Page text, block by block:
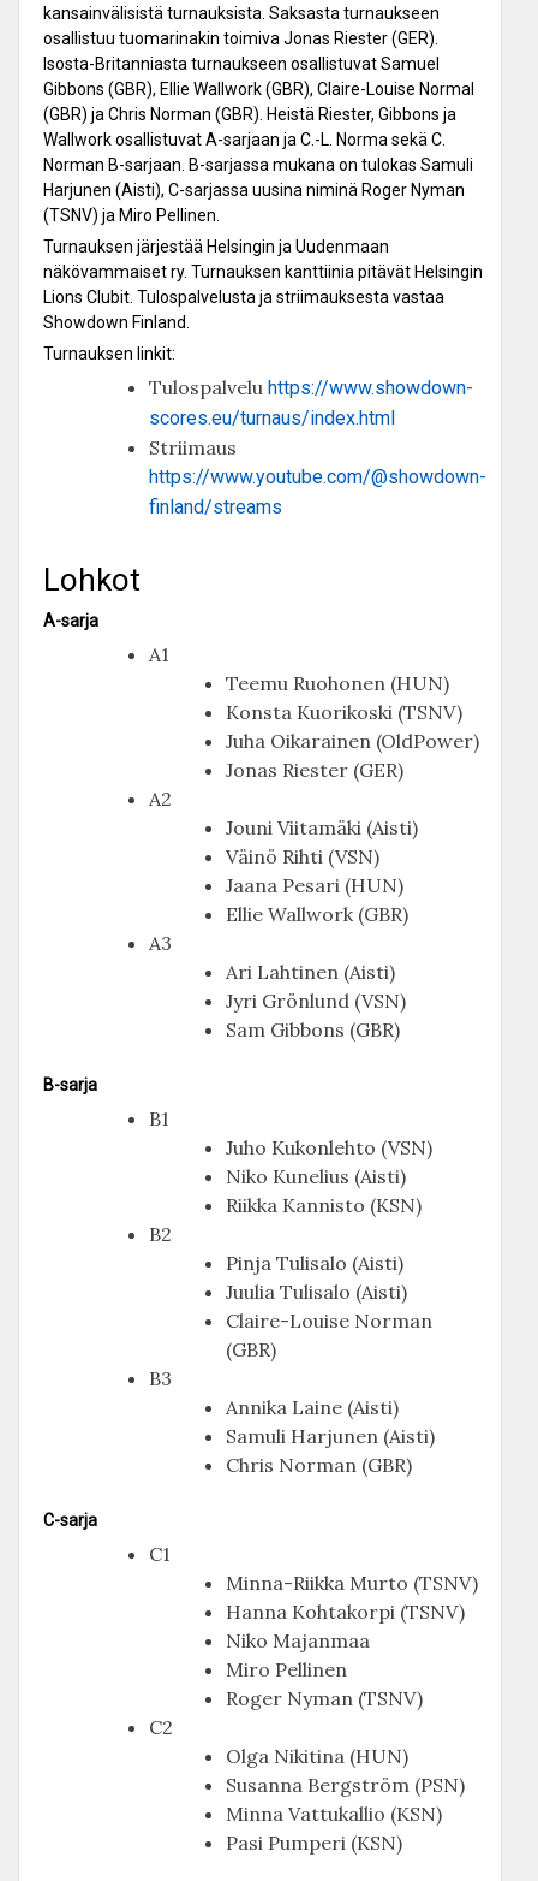
kansainvälisistä turnauksista. Saksasta turnaukseen
osallistuu tuomarinakin toimiva Jonas Riester (GER).
Isosta-Britanniasta turnaukseen osallistuvat Samuel
Gibbons (GBR), Ellie Wallwork (GBR), Claire-Louise Normal
(GBR) ja Chris Norman (GBR). Heistä Riester, Gibbons ja
Wallwork osallistuvat A-sarjaan ja C.-L. Norma sekä C.
Norman B-sarjaan. B-sarjassa mukana on tulokas Samuli
Harjunen (Aisti), C-sarjassa uusina niminä Roger Nyman
(TSNV) ja Miro Pellinen.
Turnauksen järjestää Helsingin ja Uudenmaan
näkövammaiset ry. Turnauksen kanttiinia pitävät Helsingin
Lions Clubit. Tulospalvelusta ja striimauksesta vastaa
Showdown Finland.
Turnauksen linkit:
Tulospalvelu https://www.showdown-
scores.eu/turnaus/index.html
Striimaus
https://www.youtube.com/@showdown-
finland/streams
Lohkot
A-sarja
A1
Teemu Ruohonen (HUN)
Konsta Kuorikoski (TSNV)
Juha Oikarainen (OldPower)
Jonas Riester (GER)
A2
Jouni Viitamäki (Aisti)
Väinö Rihti (VSN)
Jaana Pesari (HUN)
Ellie Wallwork (GBR)
A3
Ari Lahtinen (Aisti)
Jyri Grönlund (VSN)
Sam Gibbons (GBR)
B-sarja
B1
Juho Kukonlehto (VSN)
Niko Kunelius (Aisti)
Riikka Kannisto (KSN)
B2
Pinja Tulisalo (Aisti)
Juulia Tulisalo (Aisti)
Claire-Louise Norman
(GBR)
B3
Annika Laine (Aisti)
Samuli Harjunen (Aisti)
Chris Norman (GBR)
C-sarja
C1
Minna-Riikka Murto (TSNV)
Hanna Kohtakorpi (TSNV)
Niko Majanmaa
Miro Pellinen
Roger Nyman (TSNV)
C2
Olga Nikitina (HUN)
Susanna Bergström (PSN)
Minna Vattukallio (KSN)
Pasi Pumperi (KSN)